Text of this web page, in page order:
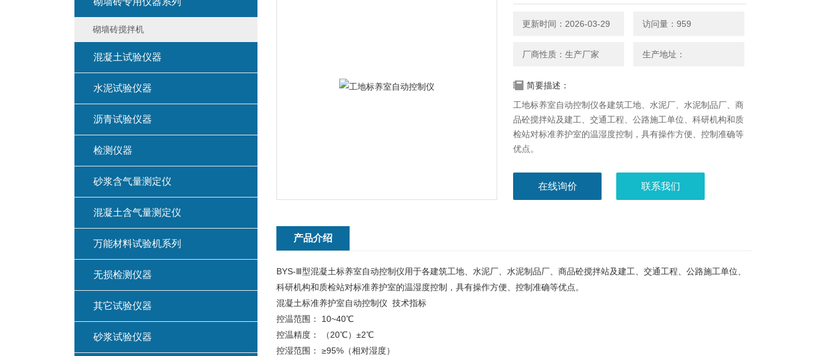
更新时间：2026-03-29 访问量：959
厂商性质：生产厂家 生产地址：
简要描述：
工地标养室自动控制仪各建筑工地、水泥厂、水泥制品厂、商
品砼搅拌站及建工、交通工程、公路施工单位、科研机构和质
检站对标准养护室的温湿度控制，具有操作方便、控制准确等
优点。
在线询价 联系我们
产品介绍
BYS-Ⅲ型混凝土标养室自动控制仪用于各建筑工地、水泥厂、水泥制品厂、商品砼搅拌站及建工、交通工程、公路施工单位、
科研机构和质检站对标准养护室的温湿度控制，具有操作方便、控制准确等优点。
混凝土标准养护室自动控制仪 技术指标
控温范围： 10~40℃
控温精度： （20℃）±2℃
控湿范围： ≥95%（相对湿度）
砌墙砖搅拌机
混凝土试验仪器
水泥试验仪器
沥青试验仪器
检测仪器
砂浆含气量测定仪
混凝土含气量测定仪
万能材料试验机系列
无损检测仪器
其它试验仪器
砂浆试验仪器